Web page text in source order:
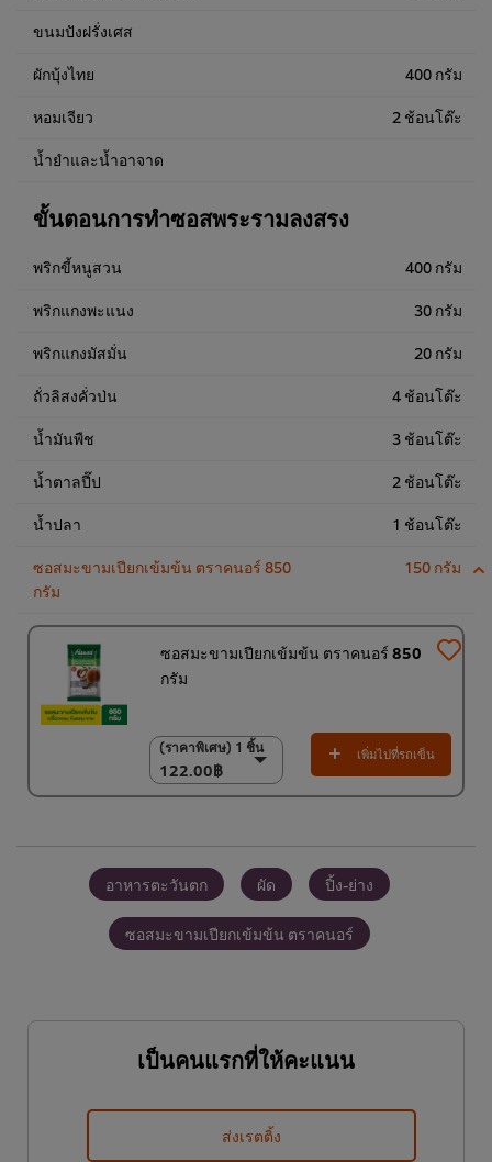
ขนมปังฝรั่งเศส
ผักบุ้งไทย 400 กรัม
หอมเจียว 2 ช้อนโต๊ะ
น้ำยำและน้ำอาจาด
ขั้นตอนการทำซอสพระรามลงสรง
พริกขี้หนูสวน 400 กรัม
พริกแกงพะแนง 30 กรัม
พริกแกงมัสมั่น 20 กรัม
ถั่วลิสงคั่วป่น 4 ช้อนโต๊ะ
น้ำมันพืช 3 ช้อนโต๊ะ
น้ำตาลปี๊ป 2 ช้อนโต๊ะ
น้ำปลา 1 ช้อนโต๊ะ
ซอสมะขามเปียกเข้มข้น ตราคนอร์ 850
กรัม
150 กรัม
ซอสมะขามเปียกเข้มข้น ตราคนอร์ 850
กรัม
(ราคาพิเศษ) 1 ชิ้น
122.00฿
(ราคาพิเศษ) 1 ชิ้น
122.00฿
(ราคาพิเศษ) แพ็ค 9
1,100.00฿
เพิ่มไปที่รถเข็น
อาหารตะวันตก ผัด ปิ้ง-ย่าง
ซอสมะขามเปียกเข้มข้น ตราคนอร์
เป็นคนแรกที่ให้คะแนน
ส่งเรตติ้ง